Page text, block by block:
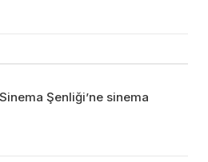
Şenliği’ne sinema